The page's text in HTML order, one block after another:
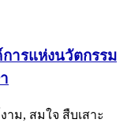
ารแห่งนวัตกรรม
ม, สมใจ สืบเสาะ